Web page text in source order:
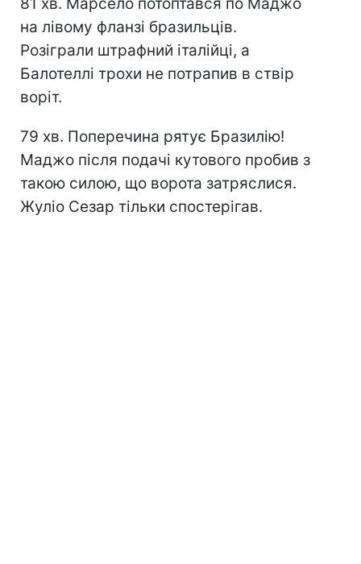
на лівому фланзі бразильців.
Розіграли штрафний італійці, а
Балотеллі трохи не потрапив в ствір
воріт.
79 хв. Поперечина рятує Бразилію!
Маджо після подачі кутового пробив з
такою силою, що ворота затряслися.
Жуліо Сезар тільки спостерігав.